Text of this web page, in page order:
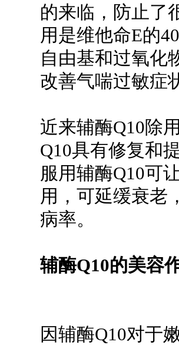
的来临，防止了
用是维他命E的
自由基和过氧化
改善气喘过敏症
近来辅酶Q10除
Q10具有修复和
服用辅酶Q10可
用，可延缓衰老
病率。
辅酶Q10的美容
因辅酶Q10对于